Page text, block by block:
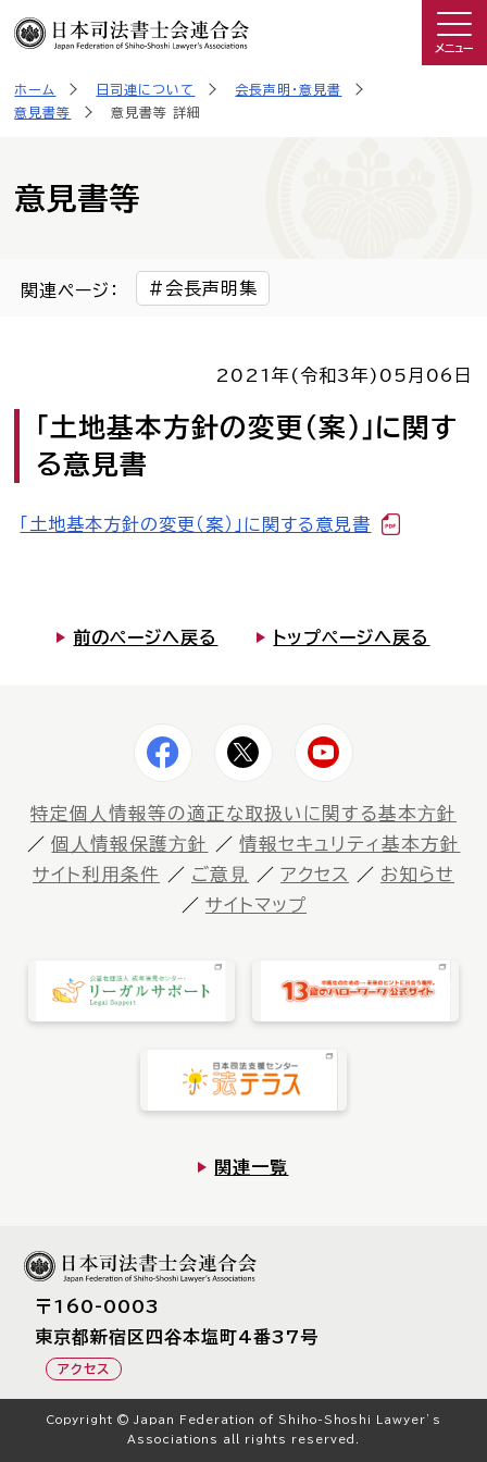
司法書士を知る
広報物・制作物
司法書士に相談したい人へ
情報提供フォーム
公式キャラクター
しほ～しし
®
司法書士検索
お知らせ一覧
メニュー
ホーム 日司連について
会長声明・意見書
意見書等
意見書等 詳細
意見書等
関連ページ： 会長声明集
2021年(令和3年) 05月06日
「土地基本方針の変更（案）」に関す
る意見書
「土地基本方針の変更（案）」に関する意見書
前のページへ戻る トップページへ戻る
特定個⼈情報等の適正な取扱いに関する基本⽅針
個⼈情報保護⽅針
情報セキュリティ基本方針
サイト利⽤条件
ご意⾒ アクセス
お知らせ
サイトマップ
関連一覧
〒160-0003
東京都新宿区四⾕本塩町4番37号
アクセス
Copyright © Japan Federation of Shiho-Shoshi Lawyer’s
Associations all rights reserved.